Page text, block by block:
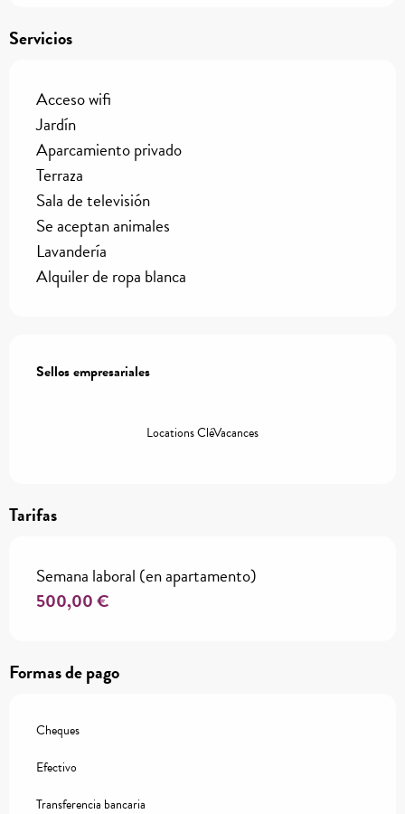
Servicios
Acceso wifi
Jardín
Aparcamiento privado
Terraza
Sala de televisión
Se aceptan animales
Lavandería
Alquiler de ropa blanca
Sellos empresariales
Sellos empresariales
Locations CléVacances
Tarifas
Semana laboral (en apartamento)
500,00 €
Formas de pago
Cheques
Efectivo
Transferencia bancaria